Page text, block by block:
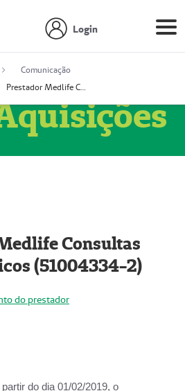
Login
Comunicação
Prestador Medlife Consultas e Diagnósticos (51004334-2)
Consultas
(51004334-2)
do prestador
partir do dia 01/02/2019, o